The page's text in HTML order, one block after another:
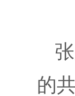
的